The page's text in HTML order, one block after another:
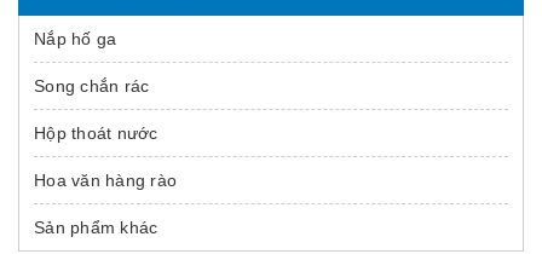
Nắp hố ga
Song chắn rác
Hộp thoát nước
Hoa văn hàng rào
Sản phẩm khác